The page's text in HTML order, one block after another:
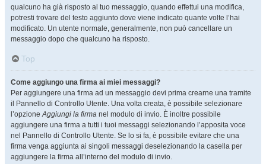
qualcuno ha già risposto al tuo messaggio, quando effettui una modifica,
potresti trovare del testo aggiunto dove viene indicato quante volte l’hai
modificato. Un utente normale, generalmente, non può cancellare un
messaggio dopo che qualcuno ha risposto.
Top
Come aggiungo una firma ai miei messaggi?
Per aggiungere una firma ad un messaggio devi prima crearne una tramite
il Pannello di Controllo Utente. Una volta creata, è possibile selezionare
l’opzioneAggiungi la firma nel modulo di invio. È inoltre possibile
aggiungere una firma a tutti i tuoi messaggi selezionando l’apposita voce
nel Pannello di Controllo Utente. Se lo si fa, è possibile evitare che una
firma venga aggiunta ai singoli messaggi deselezionando la casella per
aggiungere la firma all’interno del modulo di invio.